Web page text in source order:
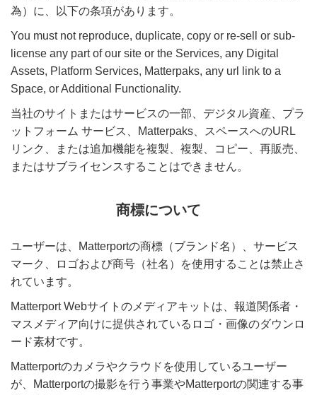
為）に、以下の条項があります。
You must not reproduce, duplicate, copy or re-sell or sub-
license any part of our site or the Services, any Digital
Assets, Platform Services, Matterpaks, any url link to a
Space, or Additional Functionality.
当社のサイトまたはサービスの一部、デジタル資産、プラ
ットフォーム サービス、Matterpaks、スペースへのURL
リンク、または追加機能を複製、複製、コピー、再販売、
またはサブライセンスすることはできません。
商標について
ユーザーは、Matterportの商標（ブランド名）、サービス
マーク、ロゴおよび商号（社名）を使用することは禁止さ
れています。
Matterport Webサイトのメディアキットは、報道関係者・
マスメディア向けに提供されているロゴ・画像のダウンロ
ード素材です。
Matterportのカメラやクラウドを使用しているユーザー
が、Matterportの撮影を行う事業やMatterportの関連する事